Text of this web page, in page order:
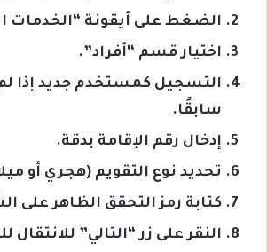
الضغط على أيقونة “الخدمات
اختيار قسم “أفراد”.
التسجيل كمستخدم جديد إذا
سابقًا.
إدخال رقم الإقامة بدقة.
تحديد نوع التقويم (هجري أو
كتابة رمز التحقق الظاهر على
النقر على زر “التالي” للانتقال